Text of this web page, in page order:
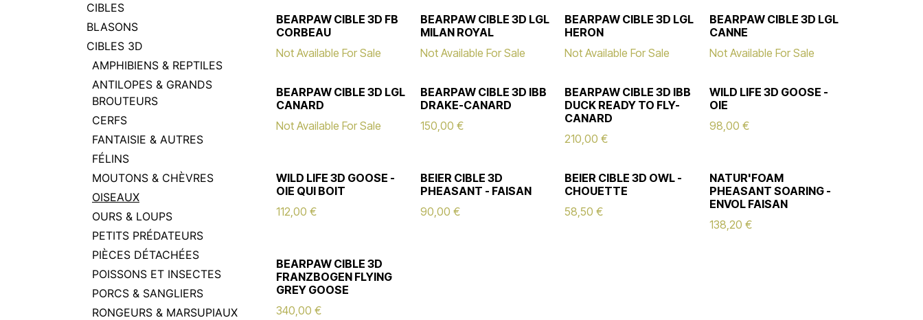
CIBLES
BLASONS
CIBLES 3D
AMPHIBIENS & REPTILES
ANTILOPES & GRANDS
BROUTEURS
CERFS
FANTAISIE & AUTRES
FÉLINS
MOUTONS & CHÈVRES
OISEAUX
OURS & LOUPS
PETITS PRÉDATEURS
PIÈCES DÉTACHÉES
POISSONS ET INSECTES
PORCS & SANGLIERS
RONGEURS & MARSUPIAUX
BEARPAW CIBLE 3D FB
CORBEAU
Not Available For Sale
BEARPAW CIBLE 3D LGL
MILAN ROYAL
Not Available For Sale
BEARPAW CIBLE 3D LGL
HERON
Not Available For Sale
BEARPAW CIBLE 3D LGL
CANNE
Not Available For Sale
BEARPAW CIBLE 3D LGL
CANARD
Not Available For Sale
BEARPAW CIBLE 3D IBB
DRAKE-CANARD
150,00 €
BEARPAW CIBLE 3D IBB
DUCK READY TO FLY-
CANARD
210,00 €
WILD LIFE 3D GOOSE -
OIE
98,00 €
WILD LIFE 3D GOOSE -
OIE QUI BOIT
112,00 €
BEIER CIBLE 3D
PHEASANT - FAISAN
90,00 €
BEIER CIBLE 3D OWL -
CHOUETTE
58,50 €
NATUR'FOAM
PHEASANT SOARING -
ENVOL FAISAN
138,20 €
BEARPAW CIBLE 3D
FRANZBOGEN FLYING
GREY GOOSE
340,00 €